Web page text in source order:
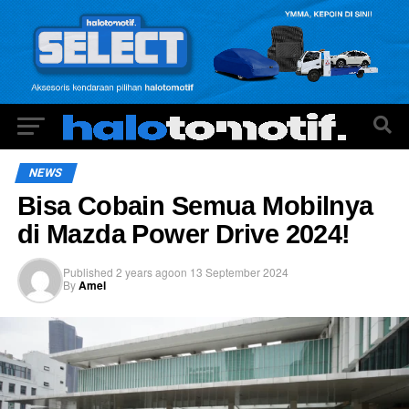
NEWS
Bisa Cobain Semua Mobilnya
di Mazda Power Drive 2024!
Published 2 years agoon 13 September 2024
ByAmel